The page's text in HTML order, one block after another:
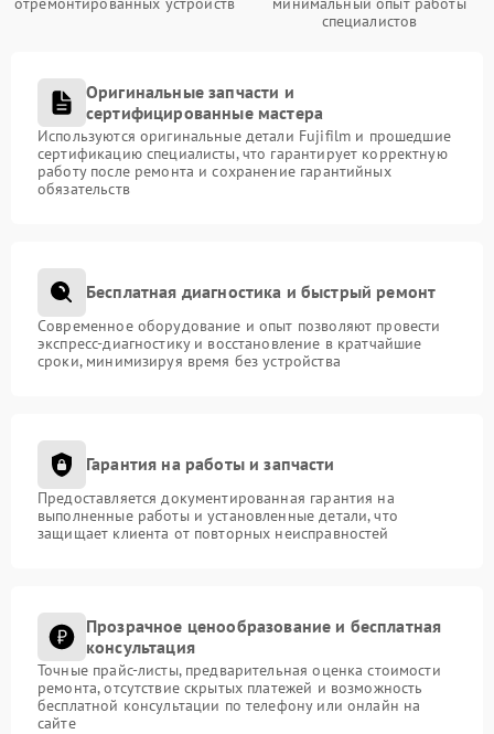
специалистов
Оригинальные запчасти и
сертифицированные мастера
Используются оригинальные детали Fujifilm и прошедшие
сертификацию специалисты, что гарантирует корректную
работу после ремонта и сохранение гарантийных
обязательств
Бесплатная диагностика и быстрый ремонт
Современное оборудование и опыт позволяют провести
экспресс-диагностику и восстановление в кратчайшие
сроки, минимизируя время без устройства
Гарантия на работы и запчасти
Предоставляется документированная гарантия на
выполненные работы и установленные детали, что
защищает клиента от повторных неисправностей
Прозрачное ценообразование и бесплатная
консультация
Точные прайс-листы, предварительная оценка стоимости
ремонта, отсутствие скрытых платежей и возможность
бесплатной консультации по телефону или онлайн на
сайте